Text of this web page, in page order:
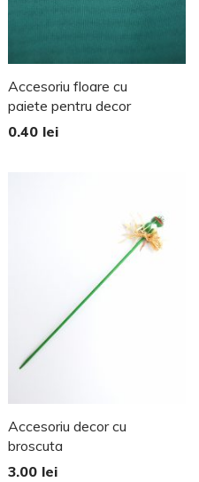
Accesoriu floare cu
paiete pentru decor
0.40 lei
Accesoriu decor cu
broscuta
3.00 lei